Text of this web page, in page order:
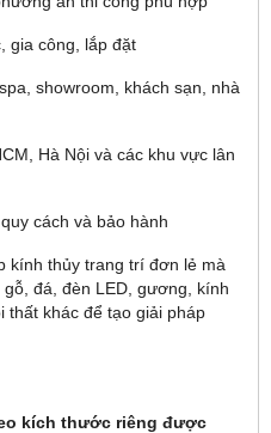
gia công, lắp đặt
showroom, khách sạn, nhà
Hà Nội và các khu vực lân
cách và bảo hành
kính thủy trang trí đơn lẻ mà
đá, đèn LED, gương, kính
thất khác để tạo giải pháp
kích thước riêng được